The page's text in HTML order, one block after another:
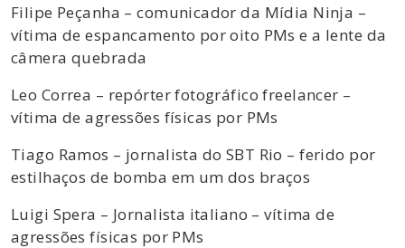
Filipe Peçanha – comunicador da Mídia Ninja –
vítima de espancamento por oito PMs e a lente da
câmera quebrada
Leo Correa – repórter fotográfico freelancer –
vítima de agressões físicas por PMs
Tiago Ramos – jornalista do SBT Rio – ferido por
estilhaços de bomba em um dos braços
Luigi Spera – Jornalista italiano – vítima de
agressões físicas por PMs